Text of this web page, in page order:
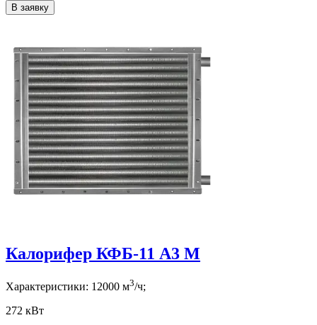
В заявку
Калорифер КФБ-11 А3 М
Характеристики: 12000 м3/ч;
272 кВт